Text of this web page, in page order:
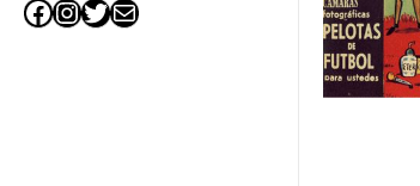
Facebook
Instagram
Twitter
Mail